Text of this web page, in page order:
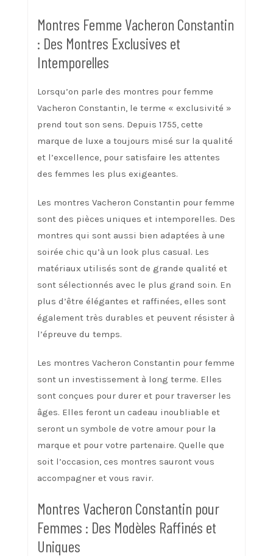
Montres Femme Vacheron Constantin
: Des Montres Exclusives et
Intemporelles
Lorsqu’on parle des montres pour femme
Vacheron Constantin, le terme « exclusivité »
prend tout son sens. Depuis 1755, cette
marque de luxe a toujours misé sur la qualité
et l’excellence, pour satisfaire les attentes
des femmes les plus exigeantes.
Les montres Vacheron Constantin pour femme
sont des pièces uniques et intemporelles. Des
montres qui sont aussi bien adaptées à une
soirée chic qu’à un look plus casual. Les
matériaux utilisés sont de grande qualité et
sont sélectionnés avec le plus grand soin. En
plus d’être élégantes et raffinées, elles sont
également très durables et peuvent résister à
l’épreuve du temps.
Les montres Vacheron Constantin pour femme
sont un investissement à long terme. Elles
sont conçues pour durer et pour traverser les
âges. Elles feront un cadeau inoubliable et
seront un symbole de votre amour pour la
marque et pour votre partenaire. Quelle que
soit l’occasion, ces montres sauront vous
accompagner et vous ravir.
Montres Vacheron Constantin pour
Femmes : Des Modèles Raffinés et
Uniques